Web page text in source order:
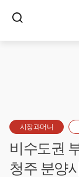
시장과머니
비수도권
청주 분양